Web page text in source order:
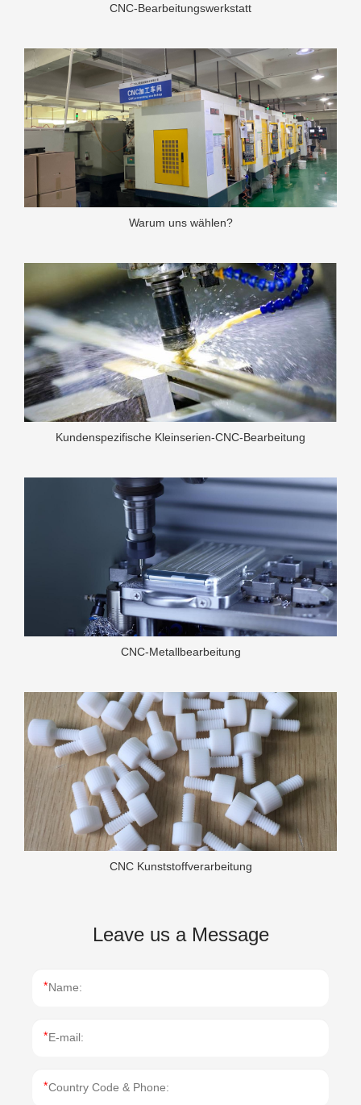
CNC-Bearbeitungswerkstatt
Warum uns wählen?
Kundenspezifische Kleinserien-CNC-Bearbeitung
CNC-Metallbearbeitung
CNC Kunststoffverarbeitung
Leave us a Message
*
*
*